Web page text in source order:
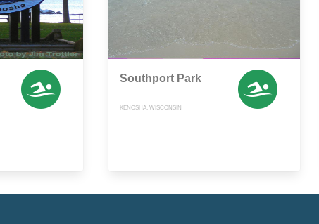
Southport Park
KENOSHA, WISCONSIN